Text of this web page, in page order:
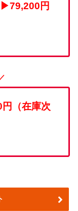
▶79,200円
（在庫次